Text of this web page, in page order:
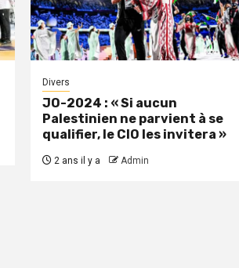
Divers
JO-2024 : « Si aucun
Palestinien ne parvient à se
qualifier, le CIO les invitera »
2 ans il y a Admin